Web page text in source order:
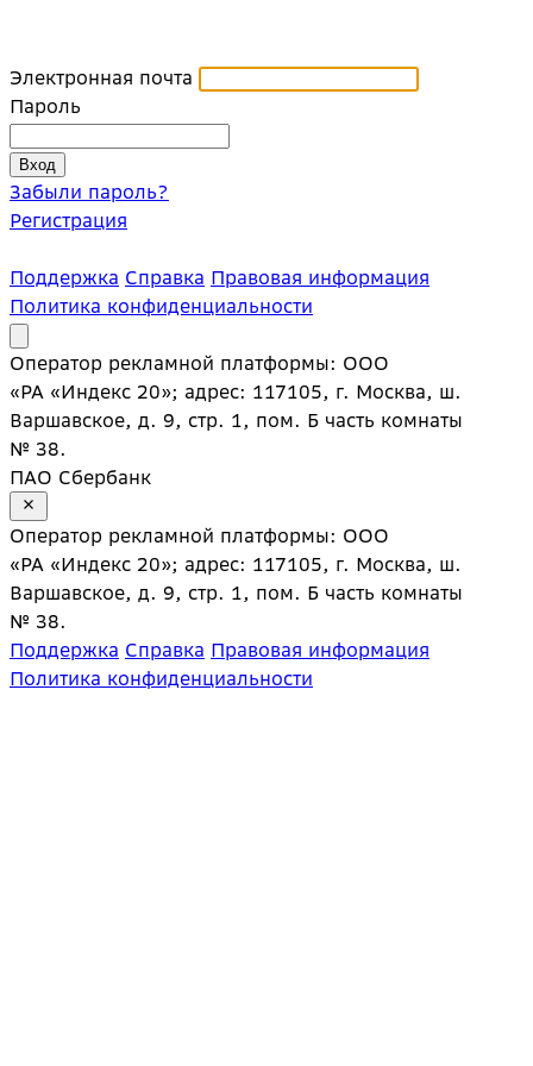
Электронная почта
Пароль
Забыли пароль?
Регистрация
Поддержка Справка Правовая информация
Политика конфиденциальности
Оператор рекламной платформы: ООО
«РА «Индекс 20»; адрес: 117105, г. Москва, ш.
Варшавское, д. 9, стр. 1, пом. Б часть комнаты
№ 38.
ПАО Сбербанк
Оператор рекламной платформы: ООО
«РА «Индекс 20»; адрес: 117105, г. Москва, ш.
Варшавское, д. 9, стр. 1, пом. Б часть комнаты
№ 38.
Поддержка Справка Правовая информация
Политика конфиденциальности